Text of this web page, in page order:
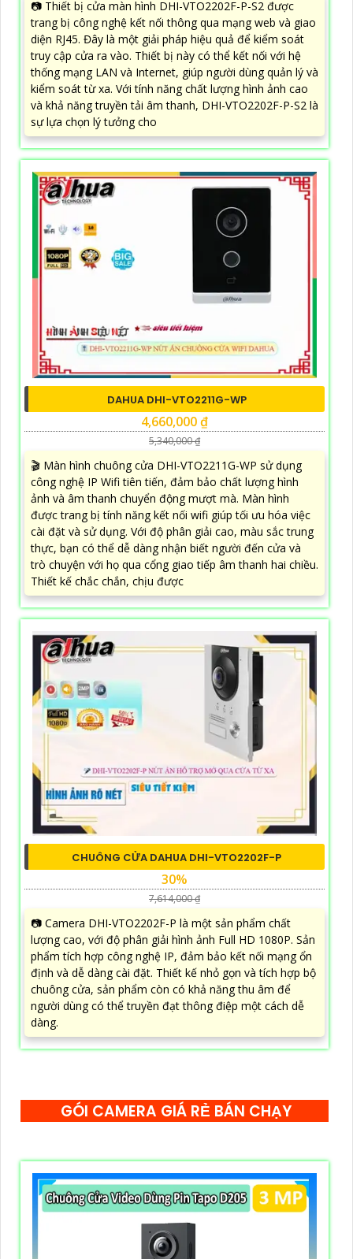
📷 Thiết bị cửa màn hình DHI-VTO2202F-P-S2 được
trang bị công nghệ kết nối thông qua mạng web và giao
diện RJ45. Đây là một giải pháp hiệu quả để kiểm soát
truy cập cửa ra vào. Thiết bị này có thể kết nối với hệ
thống mạng LAN và Internet, giúp người dùng quản lý và
kiểm soát từ xa. Với tính năng chất lượng hình ảnh cao
và khả năng truyền tải âm thanh, DHI-VTO2202F-P-S2 là
sự lựa chọn lý tưởng cho
DAHUA DHI-VTO2211G-WP
4,660,000 ₫
5,340,000 ₫
🎬 Màn hình chuông cửa DHI-VTO2211G-WP sử dụng
công nghệ IP Wifi tiên tiến, đảm bảo chất lượng hình
ảnh và âm thanh chuyển động mượt mà. Màn hình
được trang bị tính năng kết nối wifi giúp tối ưu hóa việc
cài đặt và sử dụng. Với độ phân giải cao, màu sắc trung
thực, bạn có thể dễ dàng nhận biết người đến cửa và
trò chuyện với họ qua cổng giao tiếp âm thanh hai chiều.
Thiết kế chắc chắn, chịu được
CHUÔNG CỬA DAHUA DHI-VTO2202F-P
30%
7,614,000 ₫
📷 Camera DHI-VTO2202F-P là một sản phẩm chất
lượng cao, với độ phân giải hình ảnh Full HD 1080P. Sản
phẩm tích hợp công nghệ IP, đảm bảo kết nối mạng ổn
định và dễ dàng cài đặt. Thiết kế nhỏ gọn và tích hợp bộ
chuông cửa, sản phẩm còn có khả năng thu âm để
người dùng có thể truyền đạt thông điệp một cách dễ
dàng.
GÓI CAMERA GIÁ RẺ BÁN CHẠY